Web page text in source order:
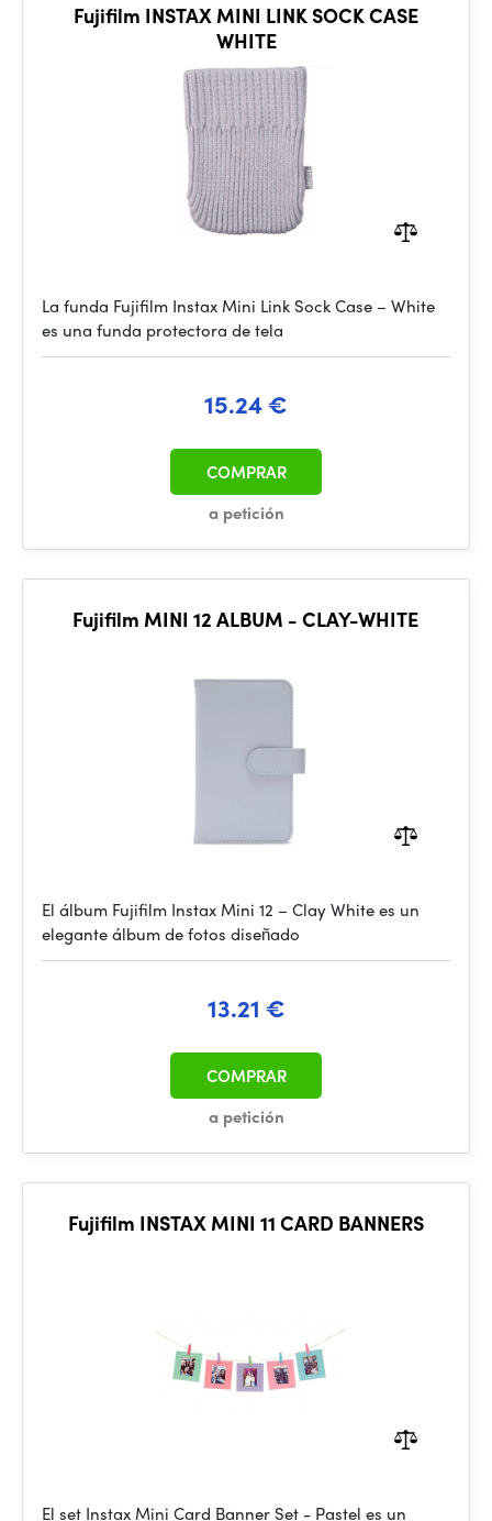
Fujifilm INSTAX MINI LINK SOCK CASE
WHITE
La funda Fujifilm Instax Mini Link Sock Case – White
es una funda protectora de tela
15.24 €
a petición
COMPRAR
Fujifilm MINI 12 ALBUM - CLAY-WHITE
El álbum Fujifilm Instax Mini 12 – Clay White es un
elegante álbum de fotos diseñado
13.21 €
a petición
COMPRAR
Fujifilm INSTAX MINI 11 CARD BANNERS
El set Instax Mini Card Banner Set - Pastel es un